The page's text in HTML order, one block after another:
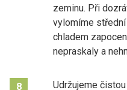
zeminu. Při
vylomíme
chladem
nepraskaly a
8 Udržujeme